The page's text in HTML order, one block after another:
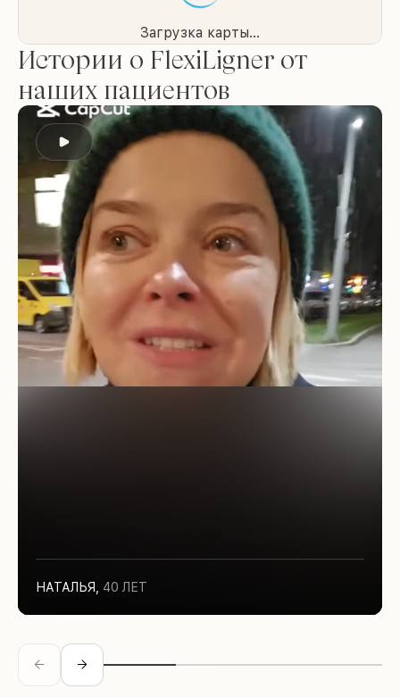
Загрузка карты...
Истории о FlexiLigner от
наших пациентов
НАТАЛЬЯ, 40 ЛЕТ